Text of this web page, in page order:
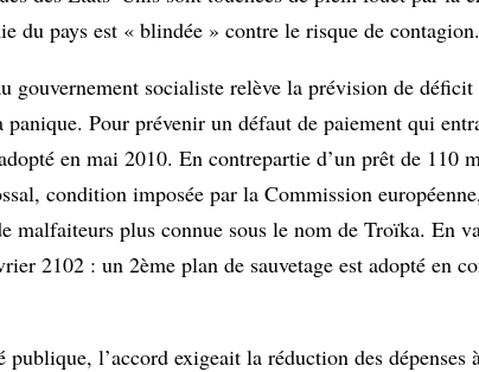
du pays est « blindée » contre le risque de contagion.
gouvernement socialiste relève la prévision de
Pour prévenir un défaut de paiement qui
en mai 2010. En contrepartie d’un prêt de
condition imposée par la Commission
malfaiteurs plus connue sous le nom de Troïka. En
2102 : un 2ème plan de sauvetage est adopté en
publique, l’accord exigeait la réduction des